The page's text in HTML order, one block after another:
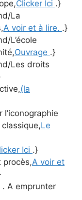
Clicker Ici .}
La
A voir et à lire. .}
L’école
Ouvrage .}
Les droits
(la
l’iconographie
Le
Ici .}
procès,A voir et
. A emprunter